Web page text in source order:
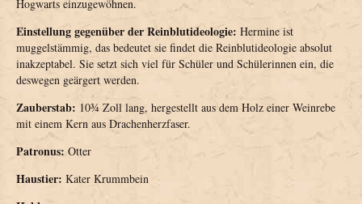
Hogwarts einzugewöhnen.
Einstellung gegenüber der Reinblutideologie: Hermine ist
muggelstämmig, das bedeutet sie findet die Reinblutideologie absolut
inakzeptabel. Sie setzt sich viel für Schüler und Schülerinnen ein, die
deswegen geärgert werden.
Zauberstab: 10¾ Zoll lang, hergestellt aus dem Holz einer Weinrebe
mit einem Kern aus Drachenherzfaser.
Patronus: Otter
Haustier: Kater Krummbein